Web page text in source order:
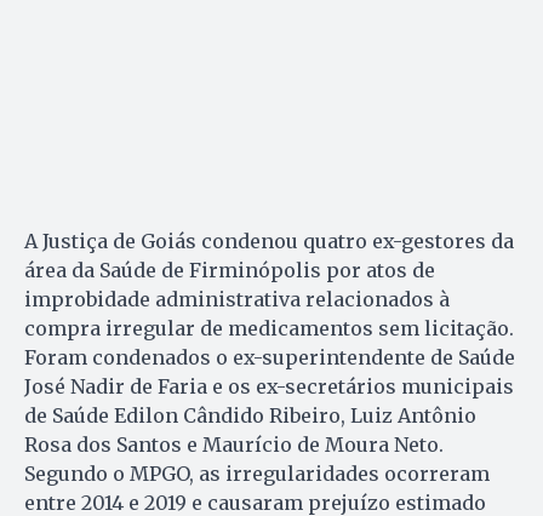
A Justiça de Goiás condenou quatro ex-gestores da
área da Saúde de Firminópolis por atos de
improbidade administrativa relacionados à
compra irregular de medicamentos sem licitação.
Foram condenados o ex-superintendente de Saúde
José Nadir de Faria e os ex-secretários municipais
de Saúde Edilon Cândido Ribeiro, Luiz Antônio
Rosa dos Santos e Maurício de Moura Neto.
Segundo o MPGO, as irregularidades ocorreram
entre 2014 e 2019 e causaram prejuízo estimado